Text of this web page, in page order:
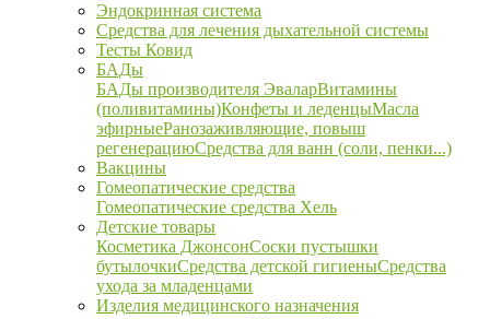
Эндокринная система
Средства для лечения дыхательной системы
Тесты Ковид
БАДы
БАДы производителя ЭваларВитамины
(поливитамины)Конфеты и леденцыМасла
эфирныеРанозаживляющие, повыш
регенерациюСредства для ванн (соли, пенки...)
Вакцины
Гомеопатические средства
Гомеопатические средства Хель
Детские товары
Косметика ДжонсонСоски пустышки
бутылочкиСредства детской гигиеныСредства
ухода за младенцами
Изделия медицинского назначения